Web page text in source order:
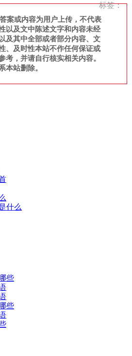
标签：
案或内容为用户上传，不代表
以及文中陈述文字和内容未经
及其中全部或者部分内容、文
、及时性本站不作任何保证或
考，并请自行核实相关内容。
本站删除。
什么
些
些